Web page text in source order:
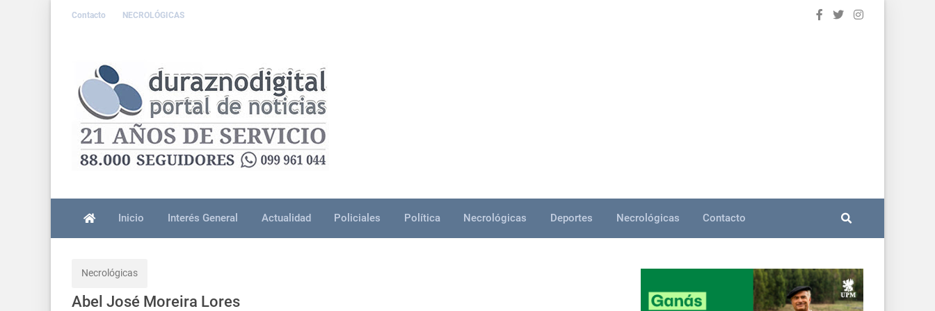
Contacto NECROLÓGICAS
Inicio Interés General Actualidad Policiales Política Necrológicas Deportes Necrológicas Contacto
Necrológicas
Abel José Moreira Lores